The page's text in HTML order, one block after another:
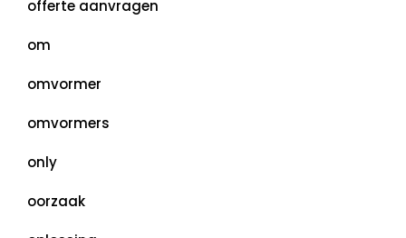
offerte aanvragen
om
omvormer
omvormers
only
oorzaak